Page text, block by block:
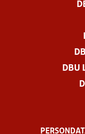
DBU